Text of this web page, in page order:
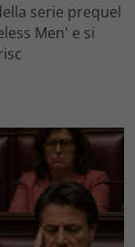
serie prequel
Men' e si